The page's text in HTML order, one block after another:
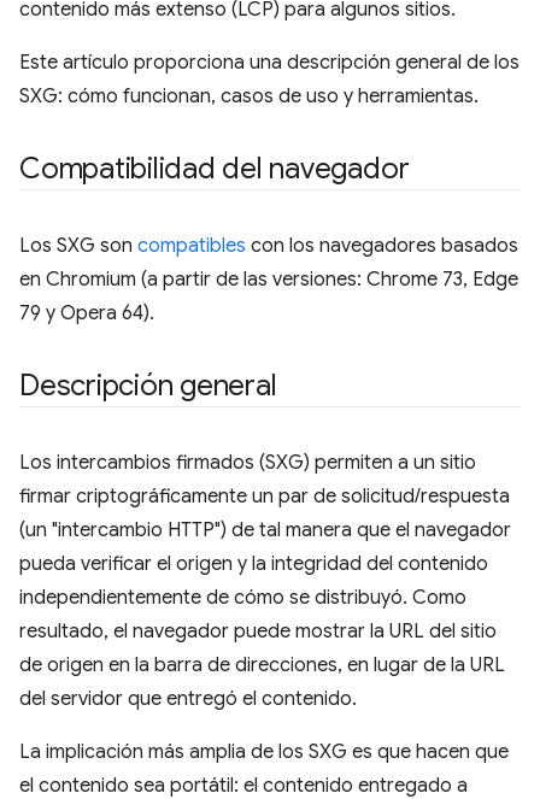
contenido más extenso (LCP) para algunos sitios.
Este artículo proporciona una descripción general de los
SXG: cómo funcionan, casos de uso y herramientas.
Compatibilidad del navegador
Los SXG son compatibles con los navegadores basados
en Chromium (a partir de las versiones: Chrome 73, Edge
79 y Opera 64).
Descripción general
Los intercambios firmados (SXG) permiten a un sitio
firmar criptográficamente un par de solicitud/respuesta
(un "intercambio HTTP") de tal manera que el navegador
pueda verificar el origen y la integridad del contenido
independientemente de cómo se distribuyó. Como
resultado, el navegador puede mostrar la URL del sitio
de origen en la barra de direcciones, en lugar de la URL
del servidor que entregó el contenido.
La implicación más amplia de los SXG es que hacen que
el contenido sea portátil: el contenido entregado a